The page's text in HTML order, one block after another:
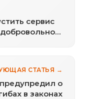
сервис
СТАТЬЯ →
о
в законах